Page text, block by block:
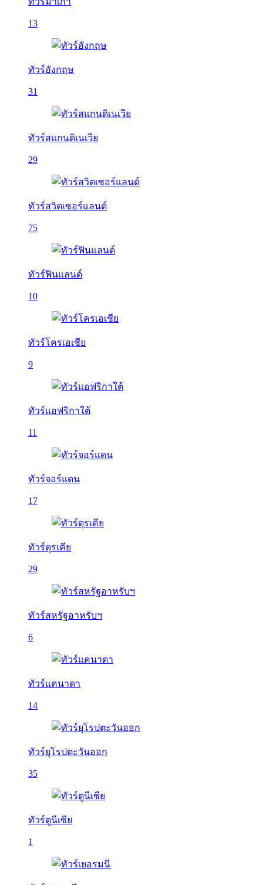
13
ทัวร์อังกฤษ
31
ทัวร์สแกนดิเนเวีย
29
ทัวร์สวิตเซอร์แลนด์
75
ทัวร์ฟินแลนด์
10
ทัวร์โครเอเชีย
9
ทัวร์แอฟริกาใต้
11
ทัวร์จอร์แดน
17
ทัวร์ตุรเคีย
29
ทัวร์สหรัฐอาหรับฯ
6
ทัวร์แคนาดา
14
ทัวร์ยุโรปตะวันออก
35
ทัวร์ตูนีเซีย
1